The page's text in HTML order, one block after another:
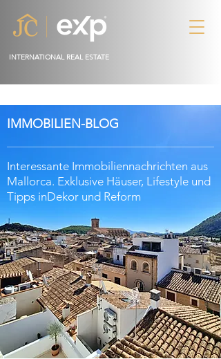
INTERNATIONAL REAL ESTATE
IMMOBILIEN-BLOG
Interessante Immobiliennachrichten aus
Mallorca. Exklusive Häuser, Lifestyle und
Tipps inDekor und Reform